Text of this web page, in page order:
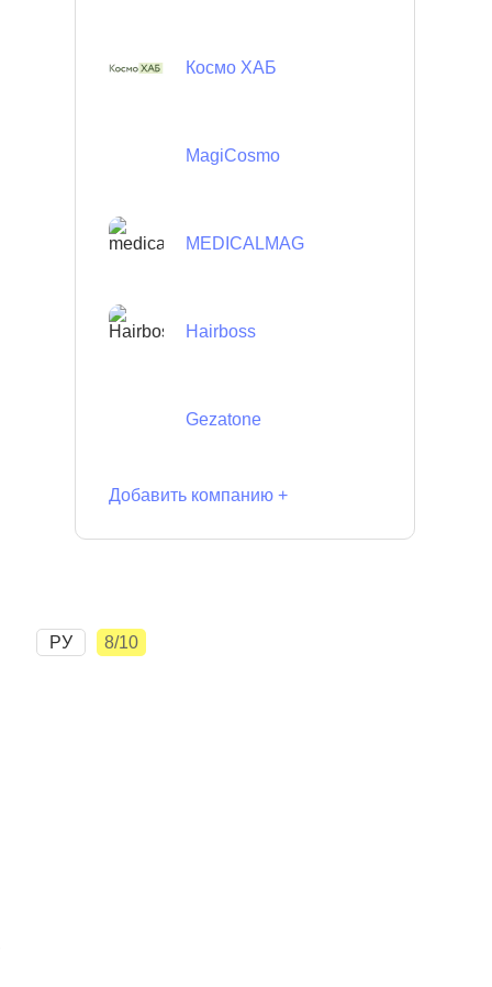
РУ 8/10
Космо ХАБ
MagiCosmo
MEDICALMAG
Hairboss
Gezatone
Добавить компанию +